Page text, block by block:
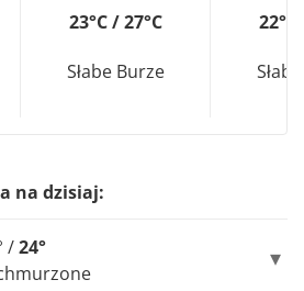
23°C / 27°C
Słabe Burze
22°C
na dzisiaj:
/24°